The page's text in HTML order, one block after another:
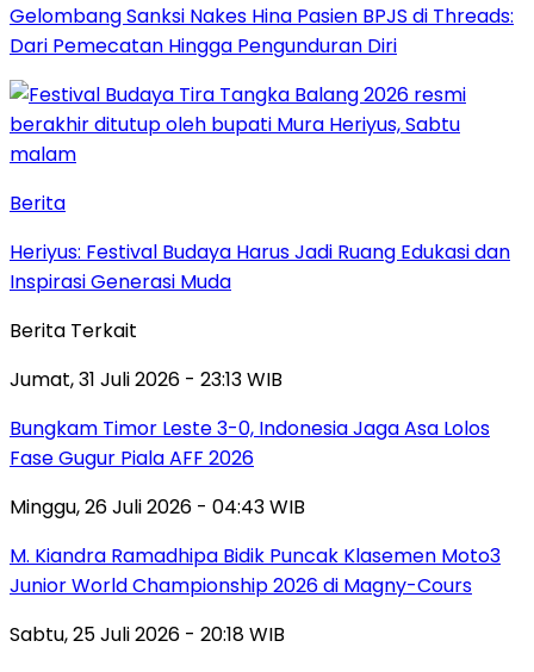
Gelombang Sanksi Nakes Hina Pasien BPJS di Threads:
Dari Pemecatan Hingga Pengunduran Diri
Berita
Heriyus: Festival Budaya Harus Jadi Ruang Edukasi dan
Inspirasi Generasi Muda
Berita Terkait
Jumat, 31 Juli 2026 - 23:13 WIB
Bungkam Timor Leste 3-0, Indonesia Jaga Asa Lolos
Fase Gugur Piala AFF 2026
Minggu, 26 Juli 2026 - 04:43 WIB
M. Kiandra Ramadhipa Bidik Puncak Klasemen Moto3
Junior World Championship 2026 di Magny-Cours
Sabtu, 25 Juli 2026 - 20:18 WIB